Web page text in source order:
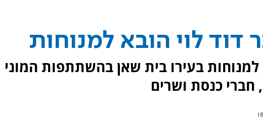
לוי הובא למנוחות
בעירו בית שאן בהשתתפות המוני
חברי כנסת ושרים